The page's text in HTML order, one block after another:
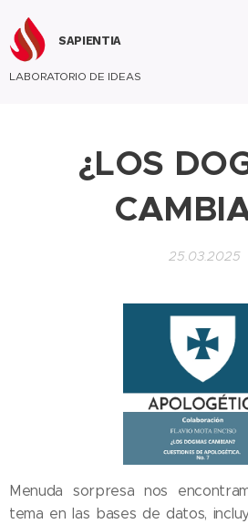
SAPIENTIA
LABORATORIO DE IDEAS
¿LOS
25.03.2025
Menuda sorpresa nos
tema en las bases de datos,